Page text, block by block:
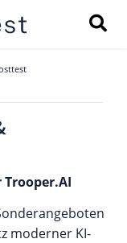
moderner KI-